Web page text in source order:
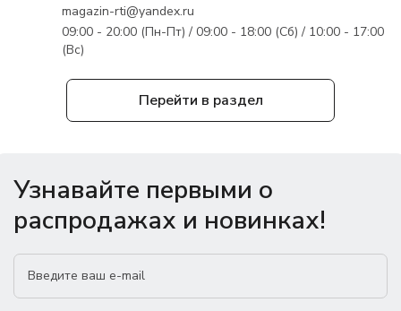
Перейти в раздел
magazin-rti@yandex.ru
09:00 - 20:00 (Пн-Пт) / 09:00 - 18:00 (Сб) / 10:00 - 17:00
(Вс)
Узнавайте первыми о
распродажах и новинках!